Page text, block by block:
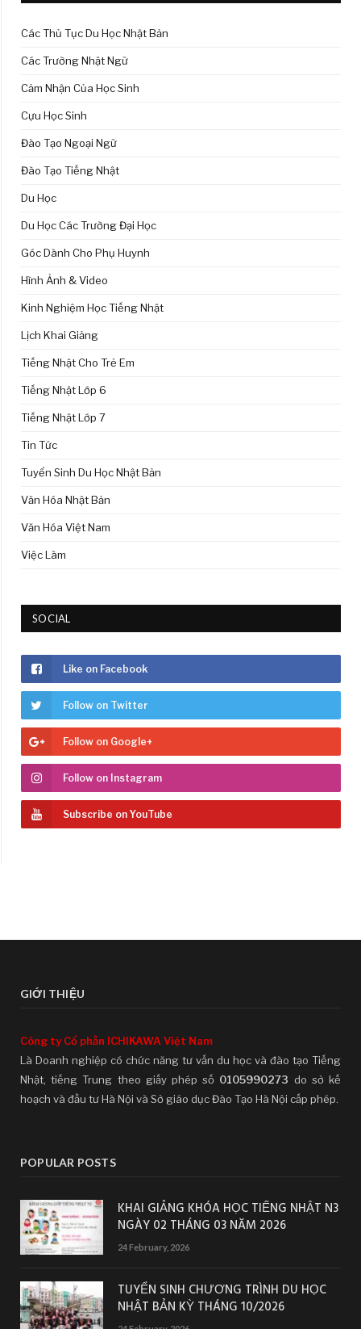
Các Thủ Tục Du Học Nhật Bản
Các Trường Nhật Ngữ
Cảm Nhận Của Học Sinh
Cựu Học Sinh
Đào Tạo Ngoại Ngữ
Đào Tạo Tiếng Nhật
Du Học
Du Học Các Trường Đại Học
Góc Dành Cho Phụ Huynh
Hình Ảnh & Video
Kinh Nghiệm Học Tiếng Nhật
Lịch Khai Giảng
Tiếng Nhật Cho Trẻ Em
Tiếng Nhật Lớp 6
Tiếng Nhật Lớp 7
Tin Tức
Tuyển Sinh Du Học Nhật Bản
Văn Hóa Nhật Bản
Văn Hóa Việt Nam
Việc Làm
SOCIAL
Like on Facebook
Follow on Twitter
Follow on Google+
Follow on Instagram
Subscribe on YouTube
GIỚI THIỆU
Công ty Cổ phần ICHIKAWA Việt Nam
Là Doanh nghiệp có chức năng tư vấn du học và đào tạo Tiếng
Nhật, tiếng Trung theo giấy phép số 0105990273 do sở kế
hoạch và đầu tư Hà Nội và Sở giáo dục Đào Tạo Hà Nội cấp phép.
POPULAR POSTS
KHAI GIẢNG KHÓA HỌC TIẾNG NHẬT N3
NGÀY 02 THÁNG 03 NĂM 2026
24 February, 2026
TUYỂN SINH CHƯƠNG TRÌNH DU HỌC
NHẬT BẢN KỲ THÁNG 10/2026